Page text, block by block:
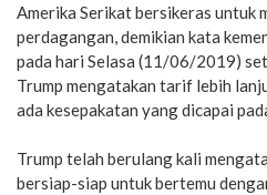
Amerika Serikat bersikeras untuk
perdagangan, demikian kata
pada hari Selasa (11/06/2019)
Trump mengatakan tarif lebih
ada kesepakatan yang dicapai
Trump telah berulang kali
bersiap-siap untuk bertemu